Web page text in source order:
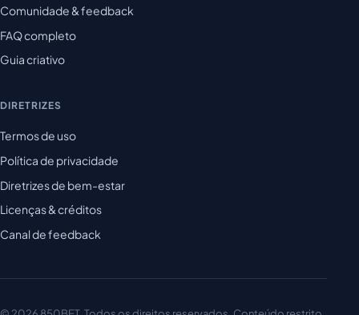
Comunidade & feedback
FAQ completo
Guia criativo
DIRETRIZES
Termos de uso
Política de privacidade
Diretrizes de bem-estar
Licenças & créditos
Canal de feedback